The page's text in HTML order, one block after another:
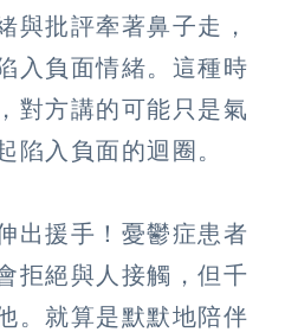
與批評牽著鼻子走，
入負面情緒。這種時
對方講的可能只是氣
陷入負面的迴圈。
出援手！憂鬱症患者
拒絕與人接觸，但千
。就算是默默地陪伴